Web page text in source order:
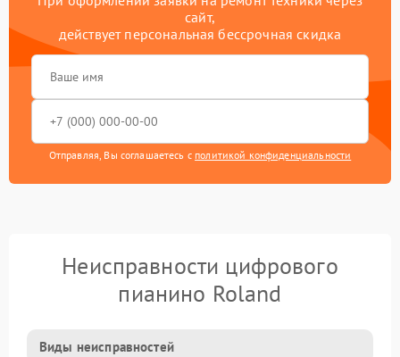
сайт,
действует персональная бессрочная скидка
Отправляя, Вы соглашаетесь с политикой конфиденциальности
Неисправности цифрового
пианино Roland
Виды неисправностей